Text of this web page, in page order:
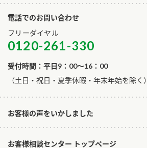
電話でのお問い合わせ
フリーダイヤル
0120-261-330
受付時間：平日9：00～16：00
​（土日・祝日・夏季休暇・年末年始を除く）
お客様の声をいかしました
お客様相談センター トップページ